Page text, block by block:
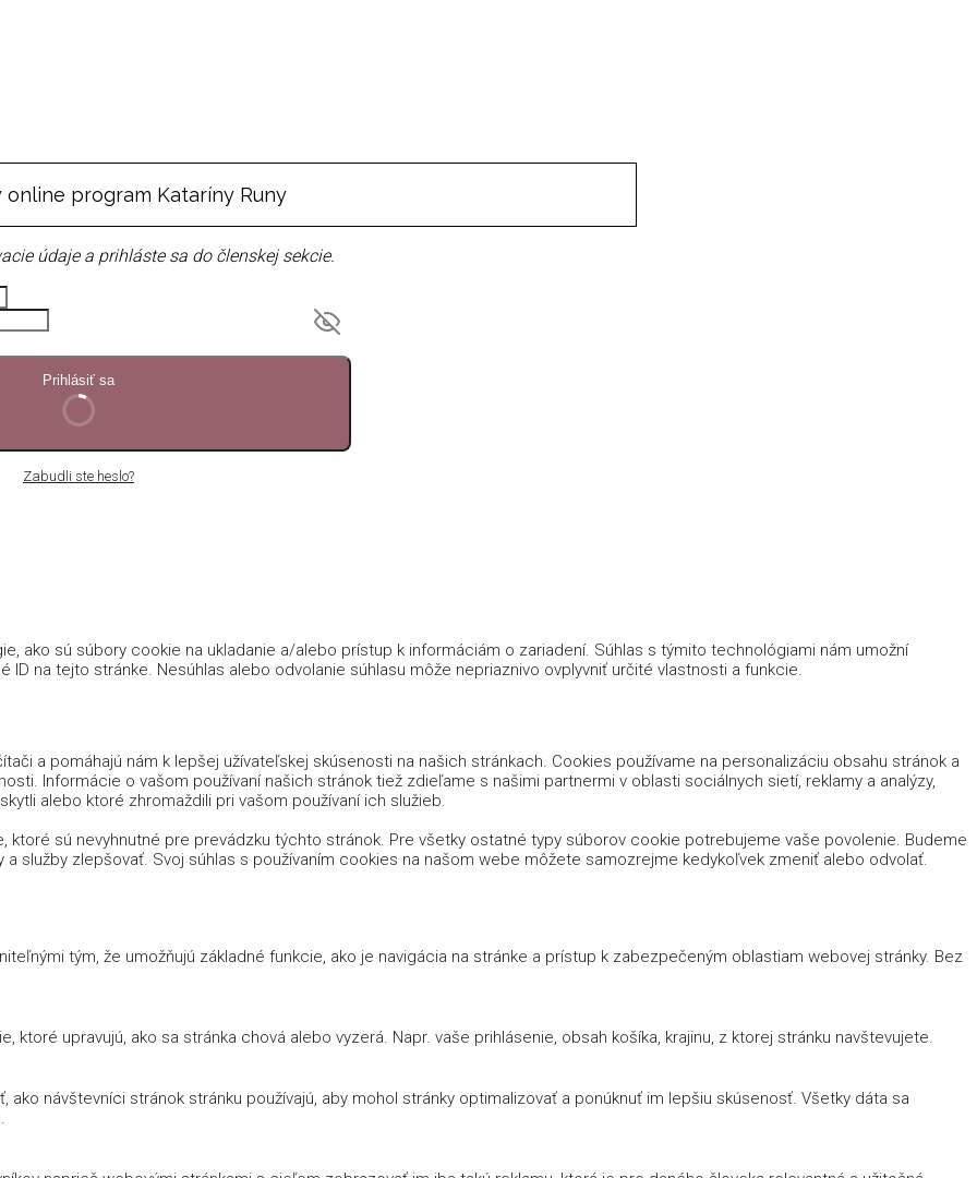
program Kataríny Runy
údaje a prihláste sa do členskej sekcie.
Prihlásiť sa
Zabudli ste heslo?
ako sú súbory cookie na ukladanie a/alebo prístup k informáciám o zariadení. Súhlas s týmito technológiami nám umožní
ID na tejto stránke. Nesúhlas alebo odvolanie súhlasu môže nepriaznivo ovplyvniť určité vlastnosti a funkcie.
a pomáhajú nám k lepšej užívateľskej skúsenosti na našich stránkach. Cookies používame na personalizáciu obsahu stránok a
Informácie o vašom používaní našich stránok tiež zdieľame s našimi partnermi v oblasti sociálnych sietí, reklamy a analýzy,
alebo ktoré zhromaždili pri vašom používaní ich služieb.
ktoré sú nevyhnutné pre prevádzku týchto stránok. Pre všetky ostatné typy súborov cookie potrebujeme vaše povolenie. Budeme
služby zlepšovať. Svoj súhlas s používaním cookies na našom webe môžete samozrejme kedykoľvek zmeniť alebo odvolať.
tým, že umožňujú základné funkcie, ako je navigácia na stránke a prístup k zabezpečeným oblastiam webovej stránky. Bez
ktoré upravujú, ako sa stránka chová alebo vyzerá. Napr. vaše prihlásenie, obsah košíka, krajinu, z ktorej stránku navštevujete.
návštevníci stránok stránku používajú, aby mohol stránky optimalizovať a ponúknuť im lepšiu skúsenosť. Všetky dáta sa